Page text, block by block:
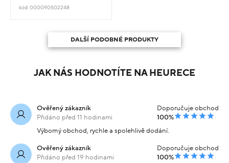
kód: 000090502248
DALŠÍ PODOBNÉ PRODUKTY
JAK NÁS HODNOTÍTE NA HEURECE
Ověřený zákazník
Přidáno před 11 hodinami
Doporučuje obchod
100%
Výborný obchod, rychle a spolehlivě dodání.
Ověřený zákazník
Přidáno před 19 hodinami
Doporučuje obchod
100%